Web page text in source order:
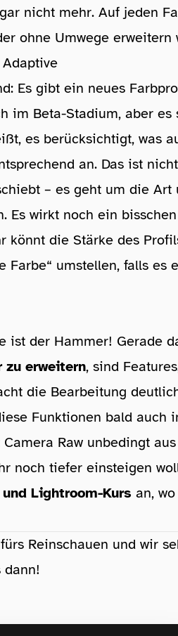
nicht mehr. Auf jeden
ohne Umwege erweitern
Es gibt ein neues
im Beta-Stadium, aber
es berücksichtigt, was
an. Das ist
– es geht um die Art
Es wirkt noch ein
könnt die Stärke des
Farbe“ umstellen, falls es
ist der Hammer! Gerade
zu erweitern, sind
die Bearbeitung
Funktionen bald auch
Raw unbedingt
noch tiefer einsteigen
Lightroom-Kurs an,
Reinschauen und wir
dann!